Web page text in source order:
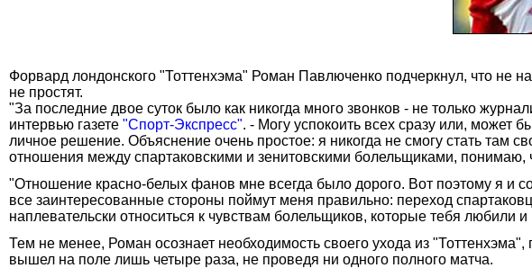
Форвард лондонского "Тоттенхэма" Роман Павлюченко подчеркнул, что не
не простят.
"За последние двое суток было как никогда много звонков - не только
интервью газете "Спорт-Экспресс". - Могу успокоить всех сразу или, может
личное решение. Объяснение очень простое: я никогда не смогу стать там
отношения между спартаковскими и зенитовскими болельщиками, понимаю,
"Отношение красно-белых фанов мне всегда было дорого. Вот поэтому я и
все заинтересованные стороны поймут меня правильно: переход
наплевательски относиться к чувствам болельщиков, которые тебя любили
Тем не менее, Роман осознает необходимость своего ухода из
вышел на поле лишь четыре раза, не проведя ни одного полного матча.